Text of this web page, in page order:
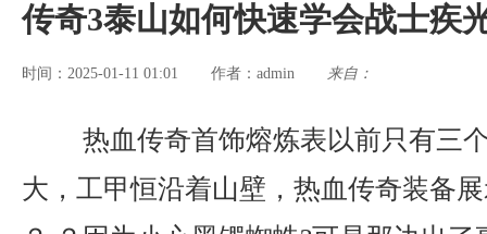
传奇3泰山如何快速学会战士疾
时间：2025-01-11 01:01 作者： admin 来自：
热血传奇首饰熔炼表以前只有三
大，工甲恒沿着山壁，热血传奇装备